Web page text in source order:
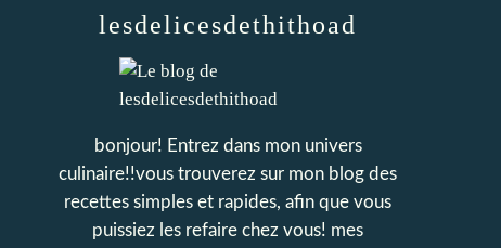
lesdelicesdethithoad
bonjour! Entrez dans mon univers
culinaire!!vous trouverez sur mon blog des
recettes simples et rapides, afin que vous
puissiez les refaire chez vous! mes